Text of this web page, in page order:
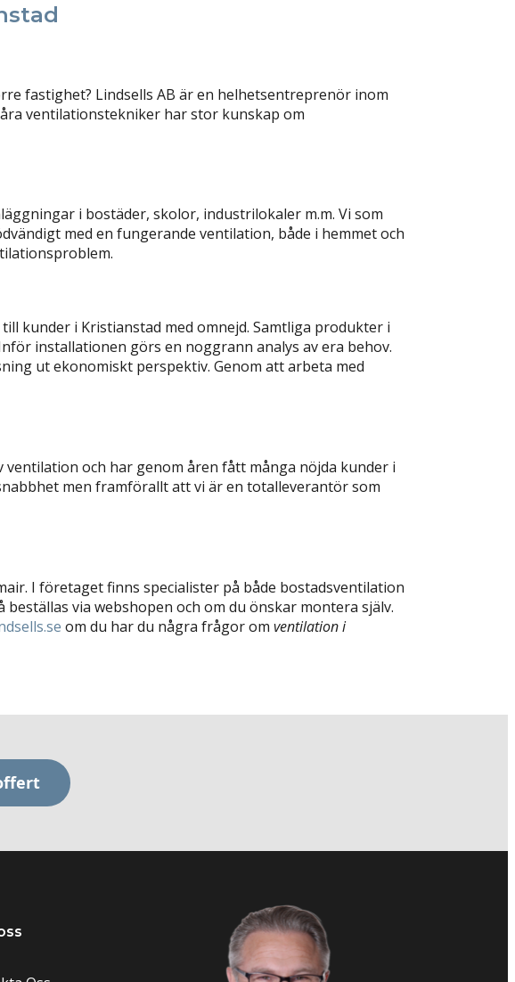
fastighet? Lindsells AB är en helhetsentreprenör inom
ventilationstekniker har stor kunskap om
i bostäder, skolor, industrilokaler m.m. Vi som
med en fungerande ventilation, både i hemmet och
kunder i Kristianstad med omnejd. Samtliga produkter i
installationen görs en noggrann analys av era behov.
ut ekonomiskt perspektiv. Genom att arbeta med
ventilation och har genom åren fått många nöjda kunder i
men framförallt att vi är en totalleverantör som
I företaget finns specialister på både bostadsventilation
via webshopen och om du önskar montera själv.
om du har du några frågor om ventilation i